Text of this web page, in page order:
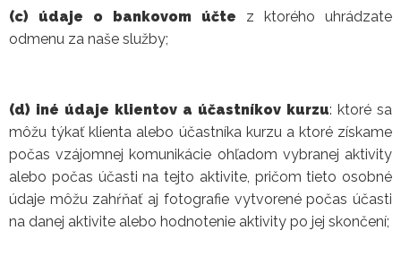
(c) údaje o bankovom účte z ktorého uhrádzate
odmenu za naše služby;
(d) iné údaje klientov a účastníkov kurzu: ktoré sa
môžu týkať klienta alebo účastníka kurzu a ktoré získame
počas vzájomnej komunikácie ohľadom vybranej aktivity
alebo počas účasti na tejto aktivite, pričom tieto osobné
údaje môžu zahŕňať aj fotografie vytvorené počas účasti
na danej aktivite alebo hodnotenie aktivity po jej skončení;